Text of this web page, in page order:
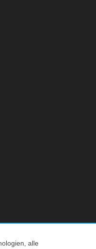
alle